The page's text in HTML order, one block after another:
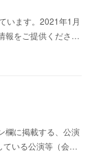
います。2021年1月
報をご提供くださ…
欄に掲載する、公演
ている公演等（会…